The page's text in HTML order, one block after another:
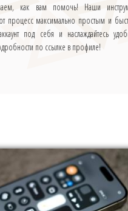
как вам помочь! Наши
процесс максимально простым и
под себя и наслаждайтесь
по ссылке в профиле!